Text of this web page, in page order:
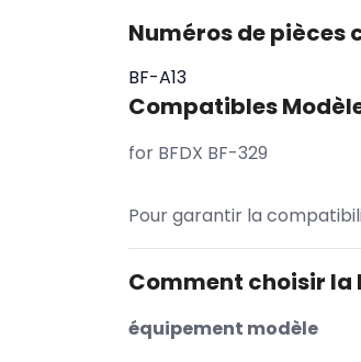
Numéros de pièces
BF-A13
Compatibles
for BFDX BF-329
Pour garantir la
Comment choisir la
équipement modèle